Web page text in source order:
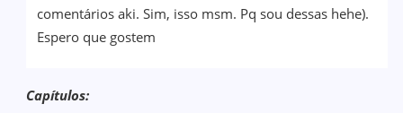
comentários aki. Sim, isso msm. Pq sou dessas hehe).
Espero que gostem
Capítulos: